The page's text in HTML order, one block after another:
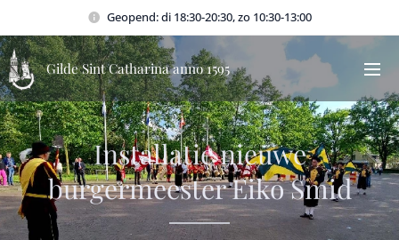
Geopend: di 18:30-20:30, zo 10:30-13:00
Gilde Sint Catharina anno 1595
Installatie nieuwe
burgermeester Eiko Smid